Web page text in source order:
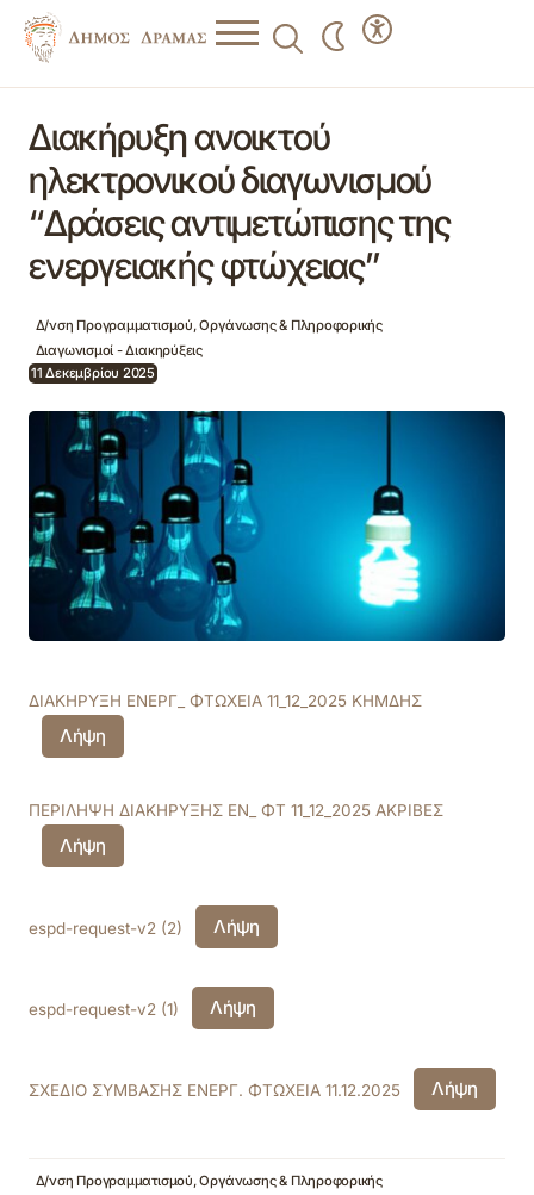
αντιμετώπισης της ενεργειακής φτώχειας”
Διακήρυξη ανοικτού
ηλεκτρονικού διαγωνισμού
“Δράσεις αντιμετώπισης της
ενεργειακής φτώχειας”
Δ/νση Προγραμματισμού, Οργάνωσης & Πληροφορικής
Διαγωνισμοί - Διακηρύξεις
11 Δεκεμβρίου 2025
ΔΙΑΚΗΡΥΞΗ ΕΝΕΡΓ_ ΦΤΩΧΕΙΑ 11_12_2025 ΚΗΜΔΗΣ
Λήψη
ΠΕΡΙΛΗΨΗ ΔΙΑΚΗΡΥΞΗΣ ΕΝ_ ΦΤ 11_12_2025 ΑΚΡΙΒΕΣ
Λήψη
espd-request-v2 (2) Λήψη
espd-request-v2 (1) Λήψη
ΣΧΕΔΙΟ ΣΥΜΒΑΣΗΣ ΕΝΕΡΓ. ΦΤΩΧΕΙΑ 11.12.2025 Λήψη
Δ/νση Προγραμματισμού, Οργάνωσης & Πληροφορικής